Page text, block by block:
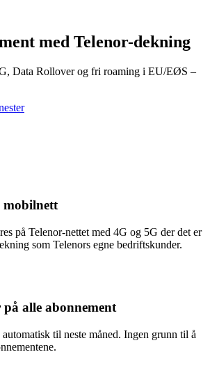
med Telenor-dekning
Data Rollover og fri roaming i EU/EØS –
mobilnett
på Telenor-nettet med 4G og 5G der det er
som Telenors egne bedriftskunder.
alle abonnement
til neste måned. Ingen grunn til å